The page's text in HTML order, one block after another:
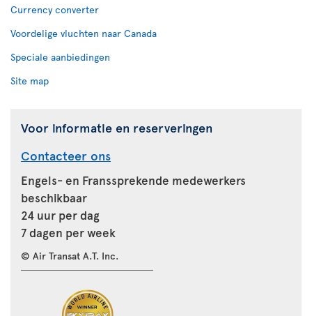
Currency converter
Voordelige vluchten naar Canada
Speciale aanbiedingen
Site map
Voor informatie en reserveringen
Contacteer ons
Engels- en Franssprekende medewerkers
beschikbaar
24 uur per dag
7 dagen per week
© Air Transat A.T. Inc.